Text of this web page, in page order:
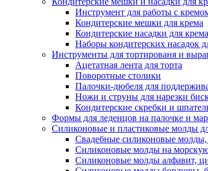
Инструмент для работы с
Кондитерские мешки для крема
Кондитерские насадки для крема
Наборы кондитерских насадок
Инструменты для тортированя и
Ацетатная лента для торта
Поворотные столики
Палочки-дюбеля для
Ножи и струны для нарезки
Кондитерские скребки и
Формы для леденцов на палочке и
Силиконовые и пластиковые молды
Свадебные силиконовые молды,
Силиконовые молды на
Силиконовые молды алфавит,